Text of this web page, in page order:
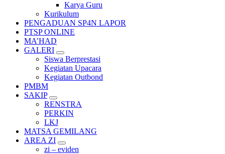
Karya Guru
Kurikulum
PENGADUAN SP4N LAPOR
PTSP ONLINE
MA’HAD
GALERI
Siswa Berprestasi
Kegiatan Upacara
Kegiatan Outbond
PMBM
SAKIP
RENSTRA
PERKIN
LKJ
MATSA GEMILANG
AREA ZI
zi – eviden